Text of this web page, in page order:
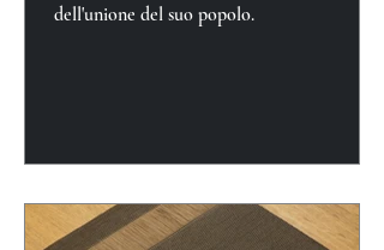
dell'unione del suo popolo.